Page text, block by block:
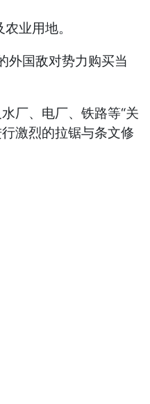
业用地。
外国敌对势力购买当
厂、电厂、铁路等“关
激烈的拉锯与条文修